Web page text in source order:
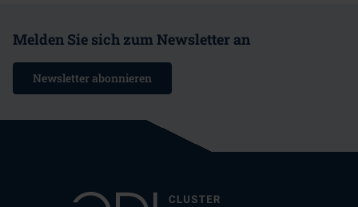
Melden Sie sich zum Newsletter an
Newsletter abonnieren